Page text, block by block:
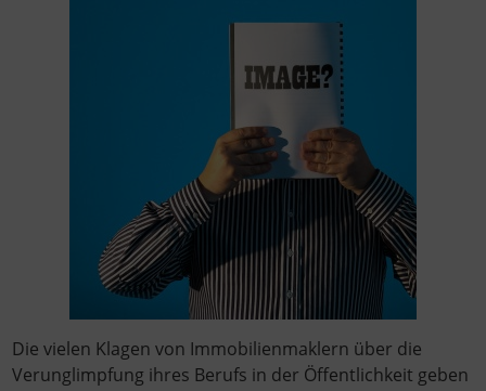
Die vielen Klagen von Immobilienmaklern über die
Verunglimpfung ihres Berufs in der Öffentlichkeit geben